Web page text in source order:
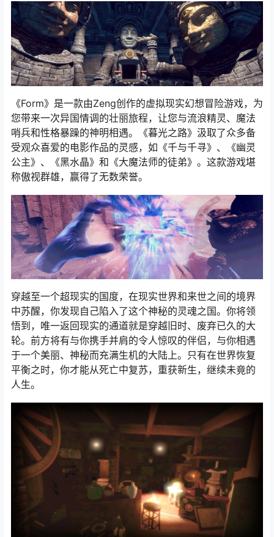
《Form》是一款由Zeng创作的虚拟现实幻想冒险游戏，为
您带来一次异国情调的壮丽旅程，让您与流浪精灵、魔法
哨兵和性格暴躁的神明相遇。《暮光之路》汲取了众多备
受观众喜爱的电影作品的灵感，如《千与千寻》、《幽灵
公主》、《黑水晶》和《大魔法师的徒弟》。这款游戏堪
称傲视群雄，赢得了无数荣誉。
穿越至一个超现实的国度，在现实世界和来世之间的境界
中苏醒，你发现自己陷入了这个神秘的灵魂之国。你将领
悟到，唯一返回现实的通道就是穿越旧时、废弃已久的大
轮。前方将有与你携手并肩的令人惊叹的伴侣，与你相遇
于一个美丽、神秘而充满生机的大陆上。只有在世界恢复
平衡之时，你才能从死亡中复苏，重获新生，继续未竟的
人生。